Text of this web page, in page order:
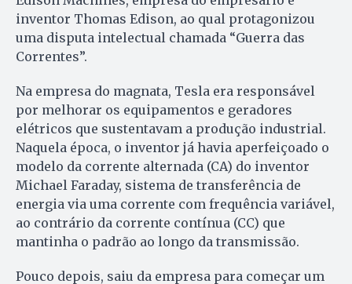
inventor Thomas Edison, ao qual protagonizou
uma disputa intelectual chamada “Guerra das
Correntes”.
Na empresa do magnata, Tesla era responsável
por melhorar os equipamentos e geradores
elétricos que sustentavam a produção industrial.
Naquela época, o inventor já havia aperfeiçoado o
modelo da corrente alternada (CA) do inventor
Michael Faraday, sistema de transferência de
energia via uma corrente com frequência variável,
ao contrário da corrente contínua (CC) que
mantinha o padrão ao longo da transmissão.
Pouco depois, saiu da empresa para começar um